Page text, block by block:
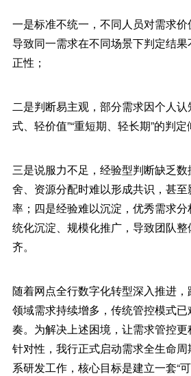
一是标准不统一，不同人员对需求价
导致同一需求在不同场景下判定结
正性；
二是判断易主观，部分需求因个人认
式、轻价值”“重短期、轻长期”的判定
三是说服力不足，经验型判断缺乏
舍、资源分配时难以形成共识，甚
率；四是经验难以沉淀，优秀需求
统化沉淀、规模化推广，导致团队
齐。
随着网点全行数字化转型深入推进
领域需求持续增多，传统管控模式
奏。为解决上述困境，让需求管控
针对性，我行正式启动需求全生命
系研发工作，核心目标是建立一套“